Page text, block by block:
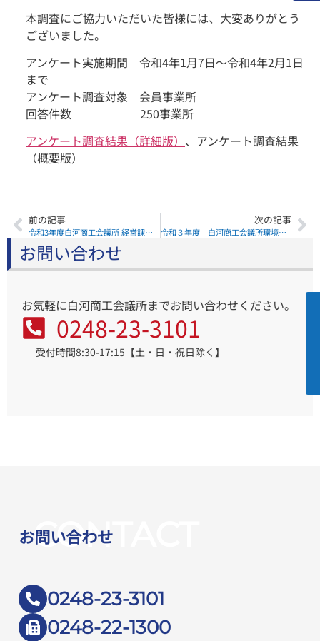
本調査にご協力いただいた皆様には、大変ありがとう
ございました。
アンケート実施期間 令和4年1月7日～令和4年2月1日
まで
アンケート調査対象 会員事業所
回答件数 250事業所
アンケート調査結果（詳細版） 、アンケート調査結果
（概要版）
前の記事
令和3年度白河商工会議所 経営課題・販売促進に関するアンケート調査のお願い
次の記事
令和３年度 白河商工会議所環境整備委員会『 企業・事業所の人材確保等に関するアンケート』調査結果について
お問い合わせ
お気軽に白河商工会議所までお問い合わせください。
0248-23-3101
受付時間8:30-17:15【土・日・祝日除く】
CONTACT
お問い合わせ
0248-23-3101
0248-22-1300